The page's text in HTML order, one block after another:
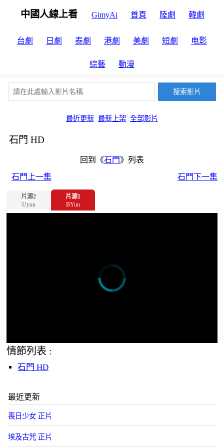
中國人線上看 GimyAi 首頁 陸劇 韓劇
台劇 日劇 泰劇 港劇 美劇 短劇 电影
綜藝 動漫
最近更新 最新上架 全部影片
石門 HD
回到《石門》列表
石門上一集
石門下一集
片源2
Uyun
片源1
BYun
情節列表 :
石門 HD
最近更新
喪日少女 正片
埃及古咒 正片